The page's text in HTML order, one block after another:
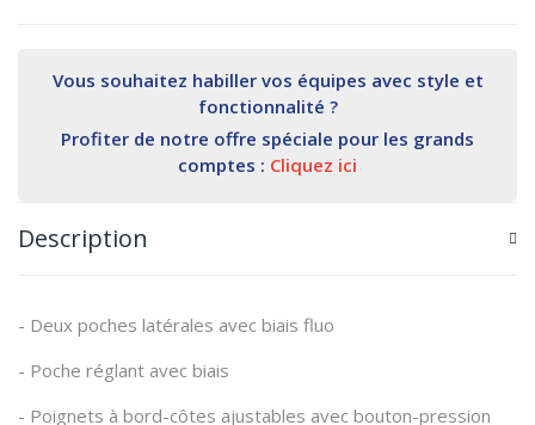
Vous souhaitez habiller vos équipes avec style et
fonctionnalité ?
Profiter de notre offre spéciale pour les grands
comptes : Cliquez ici
Description
- Deux poches latérales avec biais fluo
- Poche réglant avec biais
- Poignets à bord-côtes ajustables avec bouton-pression